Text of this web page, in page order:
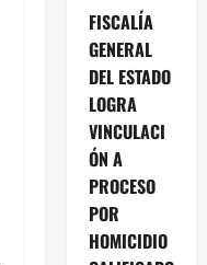
FISCALÍA
GENERAL
DEL ESTADO
LOGRA
VINCULACI
ÓN A
PROCESO
POR
HOMICIDIO